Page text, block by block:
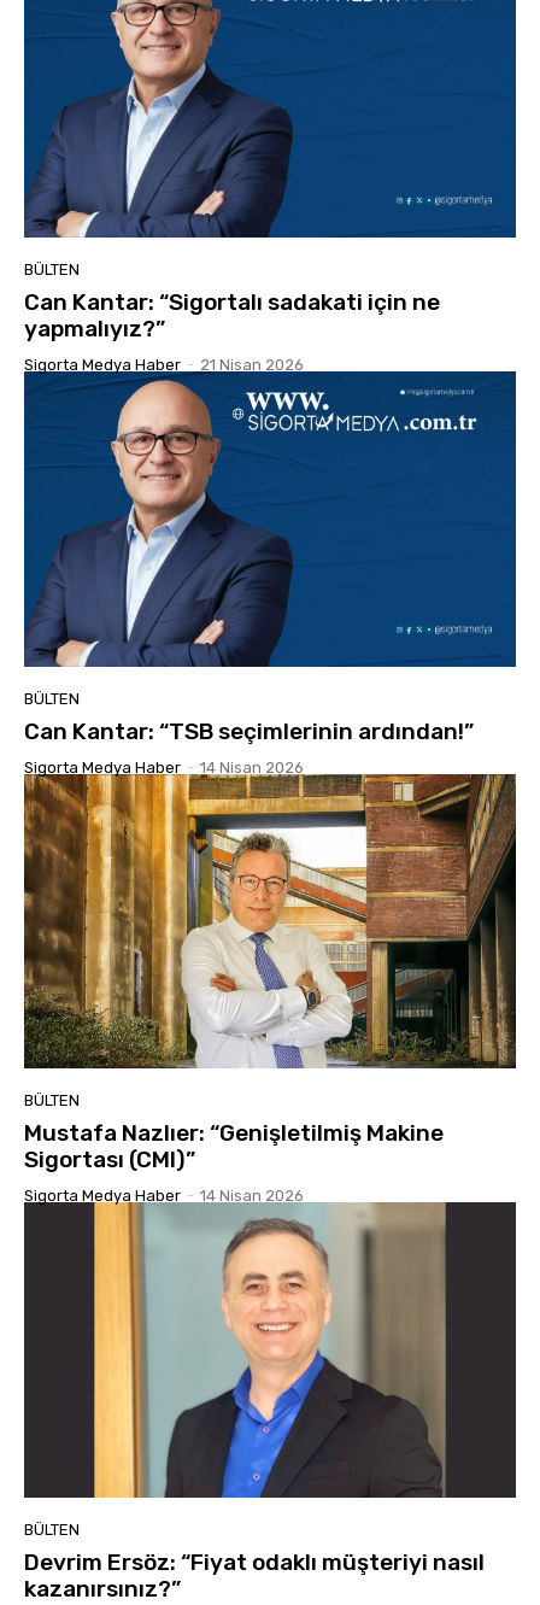
BÜLTEN
Can Kantar: “Sigortalı sadakati için ne
yapmalıyız?”
Sigorta Medya Haber - 21 Nisan 2026
BÜLTEN
Can Kantar: “TSB seçimlerinin ardından!”
Sigorta Medya Haber - 14 Nisan 2026
BÜLTEN
Mustafa Nazlıer: “Genişletilmiş Makine
Sigortası (CMI)”
Sigorta Medya Haber - 14 Nisan 2026
BÜLTEN
Devrim Ersöz: “Fiyat odaklı müşteriyi nasıl
kazanırsınız?”